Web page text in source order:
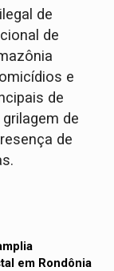
de
de
e
de
de
de
em Rondônia